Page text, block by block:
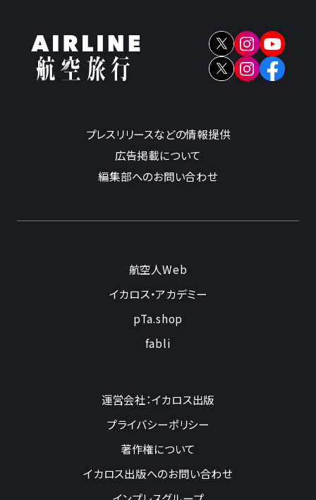
プレスリリースなどの情報提供
広告掲載について
編集部へのお問い合わせ
航空人Web
イカロス・アカデミー
pTa.shop
fabli
運営会社：イカロス出版
プライバシーポリシー
著作権について
イカロス出版へのお問い合わせ